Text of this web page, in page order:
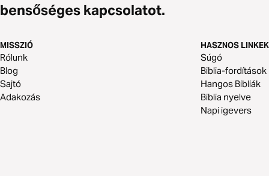
bensőséges kapcsolatot.
MISSZIÓ
Rólunk
Blog
Sajtó
Adakozás
HASZNOS LINKEK
Súgó
Biblia-fordítások
Hangos Bibliák
Biblia nyelve
Napi igevers